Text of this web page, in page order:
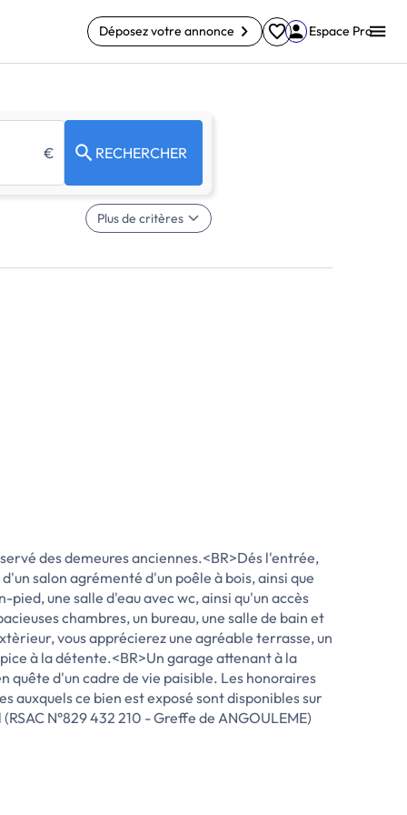
Déposez votre annonce Espace Pro
€ RECHERCHER
Plus de critères
des demeures anciennes.<BR>Dés l'entrée,
salon agrémenté d'un poêle à bois, ainsi que
une salle d'eau avec wc, ainsi qu'un accès
chambres, un bureau, une salle de bain et
vous apprécierez une agréable terrasse, un
à la détente.<BR>Un garage attenant à la
d'un cadre de vie paisible. Les honoraires
auxquels ce bien est exposé sont disponibles sur
N°829 432 210 - Greffe de ANGOULEME)